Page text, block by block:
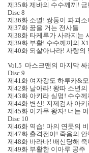
제35화 제바의 수수께끼! 금
Disc 8
제36화 소멸! 쌍둥이 파괴소
제37화 꿈을 거는 전사들
제38화 타케루가 사라지는
제39화 부활! 수수께끼의
제40화 되살아나라! 사랑의
Vol.5 마스크맨의 마지막
Disc 9
제41화 여자강도 하루카&
제42화 날아라! 왕따 소년의
제43화 아키라 실명! 수수께
제44화 변신! 지제검사 아키
제45화 이가무 왕자! 너는
Disc 10
제46화 역습! 마의 연못의
제47화 출격전야! 죽음의 안
제48화 바라바! 배신당해 죽
제49화 부활한 이아루 공주